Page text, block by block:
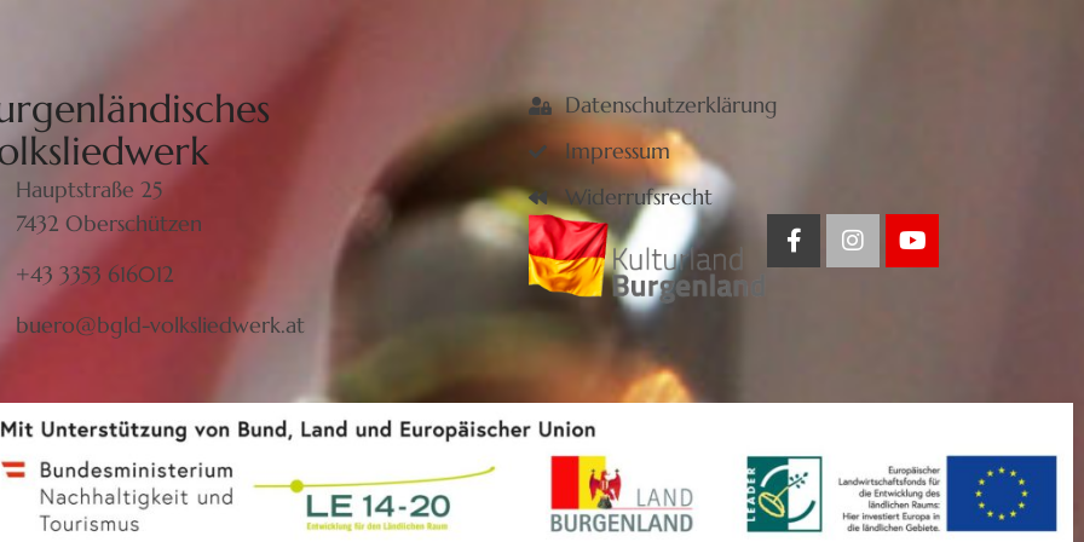
Hauptstraße 25
7432 Oberschützen
+43 3353 616012
buero@bgld-volksliedwerk.at
Datenschutzerklärung
Impressum
Widerrufsrecht